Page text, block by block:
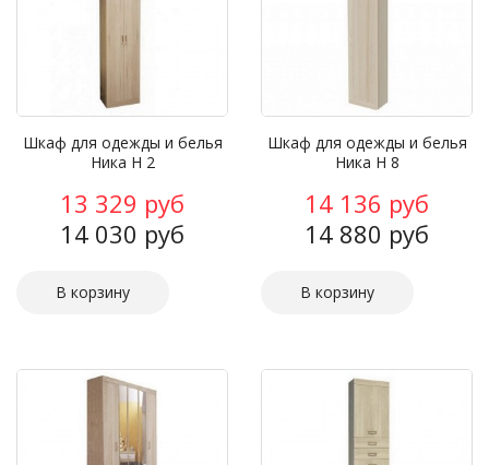
Шкаф для одежды и белья
Ника Н 2
13 329 руб
14 030 руб
Шкаф для одежды и белья
Ника Н 8
14 136 руб
14 880 руб